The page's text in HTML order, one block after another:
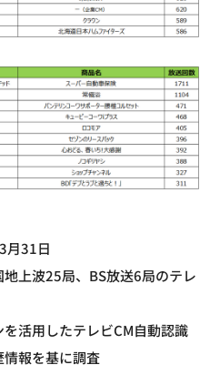
月31日
地上波25局、BS放送6局のテレ
を活用したテレビCM自動認識
報を基に調査